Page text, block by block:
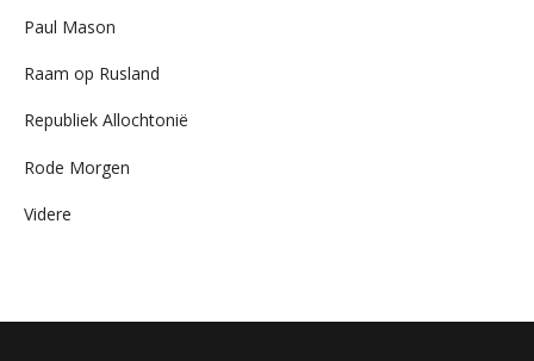
Paul Mason
Raam op Rusland
Republiek Allochtonië
Rode Morgen
Videre